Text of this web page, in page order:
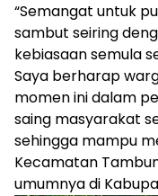
“Semangat untuk
sambut seiring
kebiasaan semula
Saya berharap
momen ini dalam
saing masyarakat
sehingga mampu
Kecamatan
umumnya di